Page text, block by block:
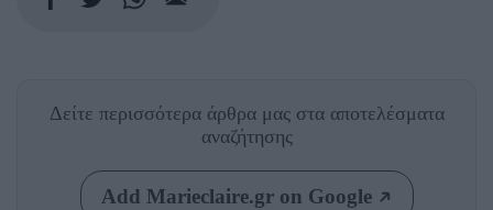
Δείτε περισσότερα άρθρα μας στα αποτελέσματα
αναζήτησης
Add Marieclaire.gr on Google